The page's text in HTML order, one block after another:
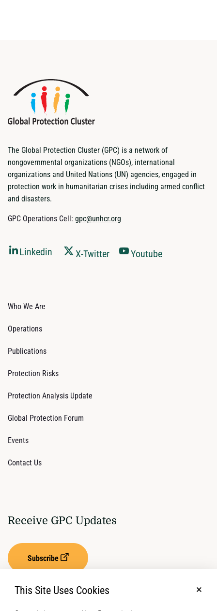
The Global Protection Cluster (GPC) is a network of
nongovernmental organizations (NGOs), international
organizations and United Nations (UN) agencies, engaged in
protection work in humanitarian crises including armed conflict
and disasters.
GPC Operations Cell: gpc@unhcr.org
Linkedin X-Twitter Youtube
Who We Are
Operations
Publications
Protection Risks
Protection Analysis Update
Global Protection Forum
Events
Contact Us
Receive GPC Updates
Subscribe
This Site Uses Cookies